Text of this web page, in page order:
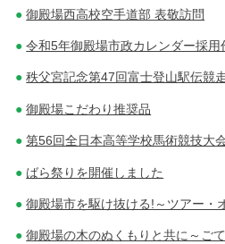
御殿場西高校空手道部 表敬訪問
令和5年御殿場市政カレンダー採用
秩父宮記念第47回富士登山駅伝競
御殿場こだわり推奨品
第56回全日本高等学校馬術競技大
ばら祭りを開催しました
御殿場市を駆け抜ける!～ツアー・
御殿場の木のぬくもりと共に～ご